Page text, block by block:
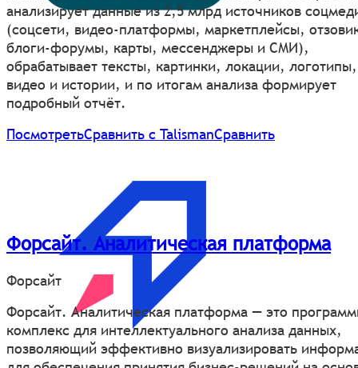
анализирует данные из 2,5 млрд источников
(соцсети, видео-платформы, маркетплейсы,
блоги-форумы, карты, мессенджеры и СМИ),
обрабатывает тексты, картинки, локации, логотипы,
видео и истории, и по итогам анализа формирует
подробный отчёт.
ПосмотретьСравнить с TalismanСравнить
Форсайт. Аналитическая платформа
Форсайт
Форсайт. Аналитическая платформа — это
комплекс для интеллектуального анализа данных,
позволяющий эффективно визуализировать